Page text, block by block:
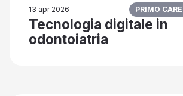
13 apr 2026 PRIMO
Tecnologia digitale in
odontoiatria